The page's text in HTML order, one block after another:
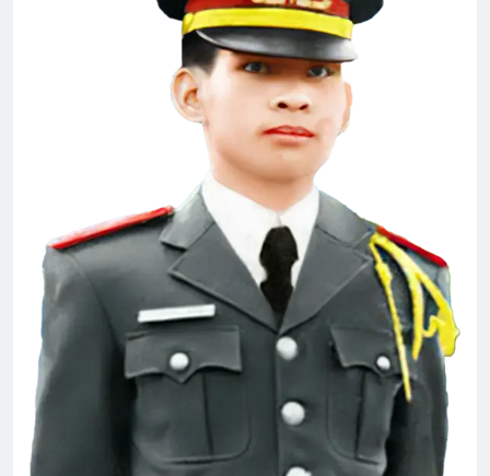
CTBCTY Tập III chương 34
3 Years Ago
Nhị vị THT chúc Giáng Sinh & Năm mới
3 Years Ago
TÔN CHỦ CỦA TÔI (Rabindranath
Tagore)
3 Years Ago
Thông báo quà lưu niệm